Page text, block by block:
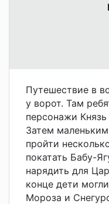
Путешествие в
у ворот. Там
персонажи
Затем
пройти
покатать Бабу-
нарядить для
конце дети
Мороза и